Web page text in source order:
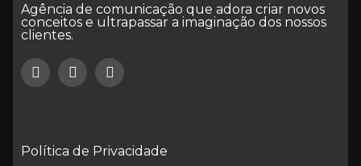
Agência de comunicação que adora criar novos
conceitos e ultrapassar a imaginação dos nossos
clientes.
Política de Privacidade